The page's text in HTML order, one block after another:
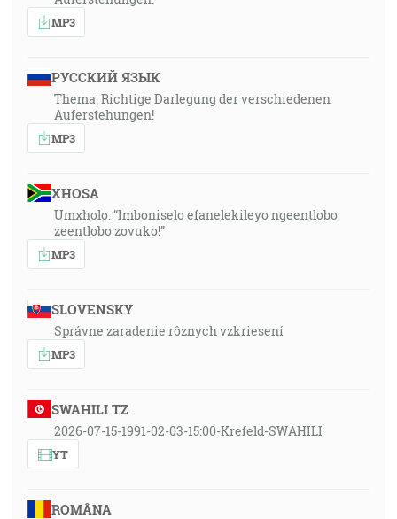
MP3
РУССКИЙ ЯЗЫК
Thema: Richtige Darlegung der verschiedenen
Auferstehungen!
MP3
XHOSA
Umxholo: “Imboniselo efanelekileyo ngeentlobo
zeentlobo zovuko!”
MP3
SLOVENSKY
Správne zaradenie rôznych vzkriesení
MP3
SWAHILI TZ
2026-07-15-1991-02-03-15:00-Krefeld-SWAHILI
YT
ROMÂNA